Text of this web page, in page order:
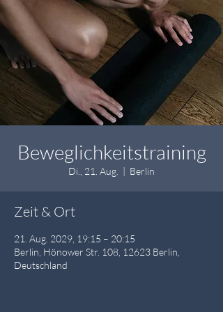
Beweglichkeitstraining
Di., 21. Aug.
  |
Berlin
Zeit & Ort
21. Aug. 2029, 19:15 – 20:15
Berlin, Hönower Str. 108, 12623 Berlin,
Deutschland